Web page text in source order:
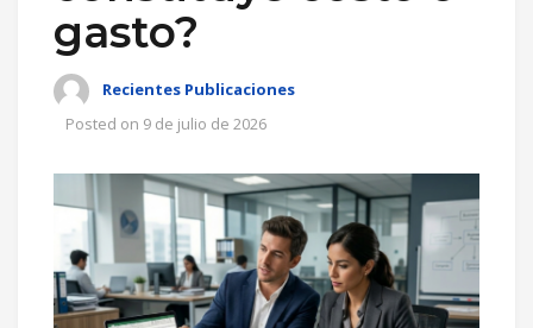
gasto?
Recientes Publicaciones
Posted on 9 de julio de 2026